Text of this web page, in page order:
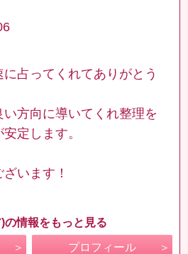
占ってくれてありがとう
方向に導いてくれ整理を
定します。
います！
の情報をもっと見る
プロフィール